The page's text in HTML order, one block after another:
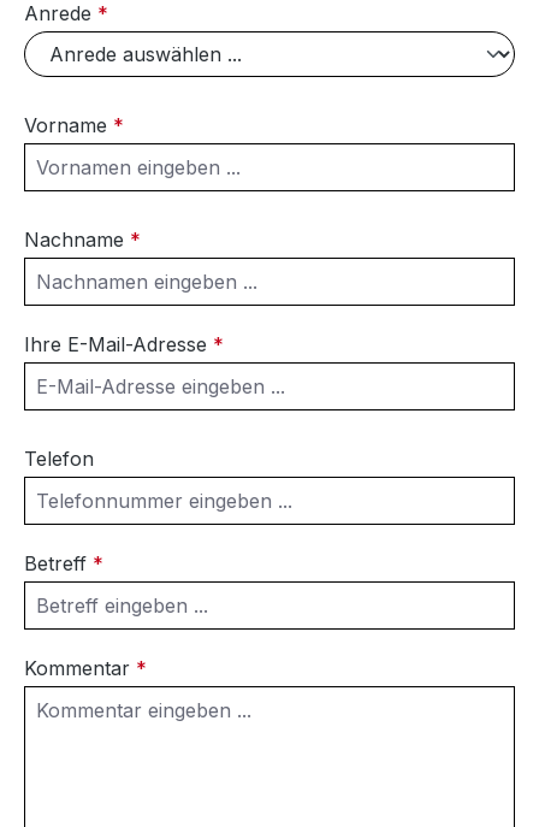
Anrede *
Vorname *
Nachname *
Ihre E-Mail-Adresse *
Telefon
Betreff *
Kommentar *